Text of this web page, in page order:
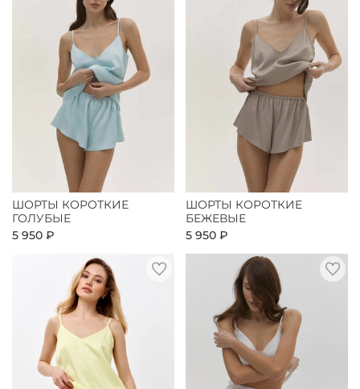
ШОРТЫ КОРОТКИЕ
ГОЛУБЫЕ
5 950 ₽
ШОРТЫ КОРОТКИЕ
БЕЖЕВЫЕ
5 950 ₽